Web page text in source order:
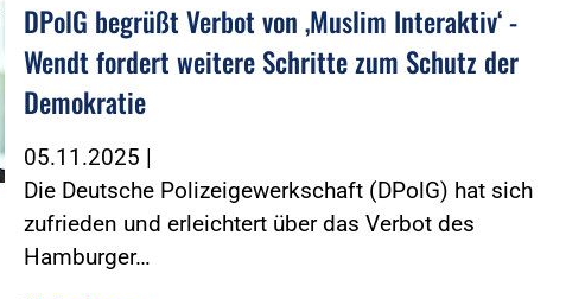
DPolG begrüßt Verbot von ‚Muslim Interaktiv‘ -
Wendt fordert weitere Schritte zum Schutz der
Demokratie
05.11.2025 |
Die Deutsche Polizeigewerkschaft (DPolG) hat sich
zufrieden und erleichtert über das Verbot des
Hamburger…